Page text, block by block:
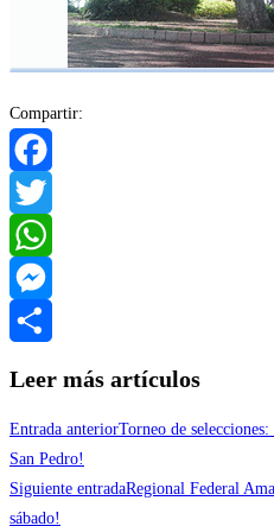
Compartir:
Facebook
Twitter
WhatsApp
Messenger
Leer más artículos
Entrada anteriorTorneo de
San Pedro!
Siguiente entradaRegional Federal
sábado!